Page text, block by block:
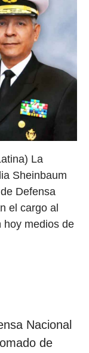
La
Sheinbaum
Defensa
el cargo al
hoy medios de
Nacional
de